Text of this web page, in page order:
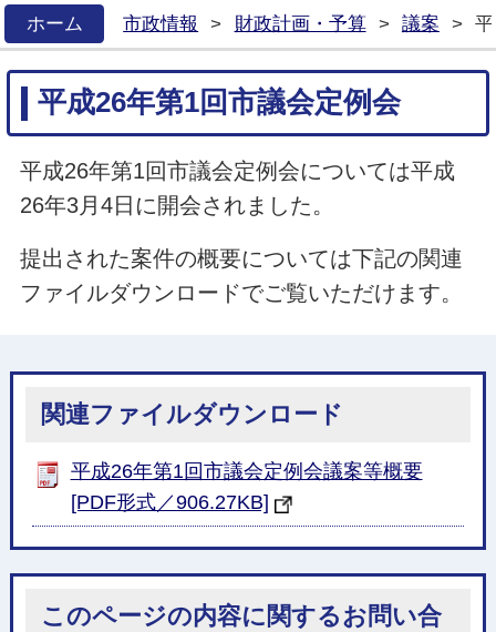
ホーム
市政情報 > 財政計画・予算 > 議案 >
平成26年第1回市議会定例会
平成26年第1回市議会定例会については平成
26年3月4日に開会されました。
提出された案件の概要については下記の関連
ファイルダウンロードでご覧いただけます。
関連ファイルダウンロード
平成26年第1回市議会定例会議案等概要
[PDF形式／906.27KB]
このページの内容に関するお問い合